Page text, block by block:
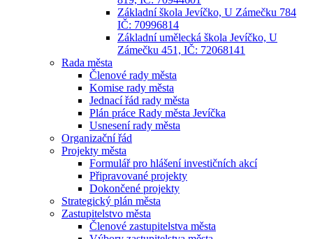
Základní škola Jevíčko, U Zámečku 784
IČ: 70996814
Základní umělecká škola Jevíčko, U
Zámečku 451, IČ: 72068141
Rada města
Členové rady města
Komise rady města
Jednací řád rady města
Plán práce Rady města Jevíčka
Usnesení rady města
Organizační řád
Projekty města
Formulář pro hlášení investičních akcí
Připravované projekty
Dokončené projekty
Strategický plán města
Zastupitelstvo města
Členové zastupitelstva města